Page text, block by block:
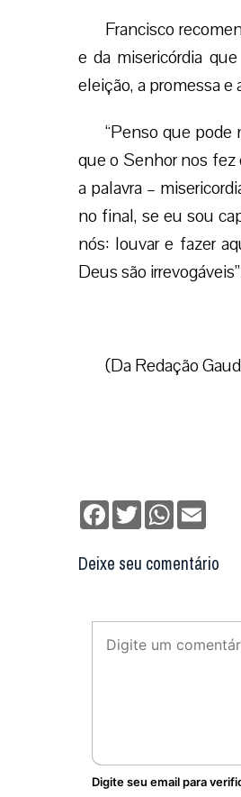
Francisco
e da misericórdia
eleição, a promessa e
“Penso que pode
que o Senhor nos fez
a palavra –
no final, se eu sou
nós: louvar e fazer
Deus são
(Da Redação
Facebook
TwitterWhatsApp
Deixe seu comentário
Digite seu email para